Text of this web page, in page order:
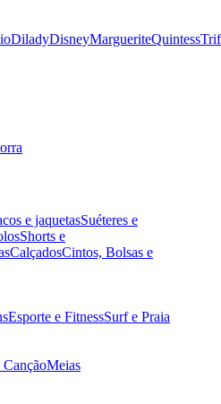
DiladyDisneyMargueriteQuintess
e jaquetasSuéteres e
Shorts e
CalçadosCintos, Bolsas e
Esporte e FitnessSurf e Praia
CançãoMeias